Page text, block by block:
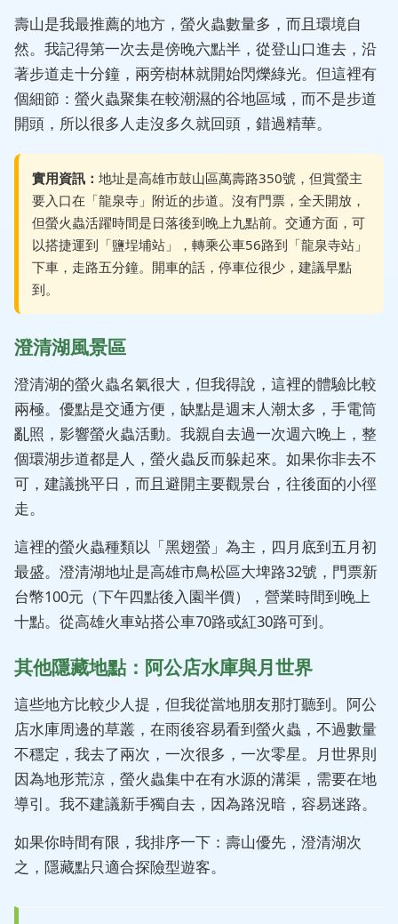
壽山是我最推薦的地方，螢火蟲數量多，而且環境自
然。我記得第一次去是傍晚六點半，從登山口進去，沿
著步道走十分鐘，兩旁樹林就開始閃爍綠光。但這裡有
個細節：螢火蟲聚集在較潮濕的谷地區域，而不是步道
開頭，所以很多人走沒多久就回頭，錯過精華。
實用資訊： 地址是高雄市鼓山區萬壽路350號，但賞螢主
要入口在「龍泉寺」附近的步道。沒有門票，全天開放，
但螢火蟲活躍時間是日落後到晚上九點前。交通方面，可
以搭捷運到「鹽埕埔站」，轉乘公車56路到「龍泉寺站」
下車，走路五分鐘。開車的話，停車位很少，建議早點
到。
澄清湖風景區
澄清湖的螢火蟲名氣很大，但我得說，這裡的體驗比較
兩極。優點是交通方便，缺點是週末人潮太多，手電筒
亂照，影響螢火蟲活動。我親自去過一次週六晚上，整
個環湖步道都是人，螢火蟲反而躲起來。如果你非去不
可，建議挑平日，而且避開主要觀景台，往後面的小徑
走。
這裡的螢火蟲種類以「黑翅螢」為主，四月底到五月初
最盛。澄清湖地址是高雄市鳥松區大埤路32號，門票新
台幣100元（下午四點後入園半價），營業時間到晚上
十點。從高雄火車站搭公車70路或紅30路可到。
其他隱藏地點：阿公店水庫與月世界
這些地方比較少人提，但我從當地朋友那打聽到。阿公
店水庫周邊的草叢，在雨後容易看到螢火蟲，不過數量
不穩定，我去了兩次，一次很多，一次零星。月世界則
因為地形荒涼，螢火蟲集中在有水源的溝渠，需要在地
導引。我不建議新手獨自去，因為路況暗，容易迷路。
如果你時間有限，我排序一下：壽山優先，澄清湖次
之，隱藏點只適合探險型遊客。